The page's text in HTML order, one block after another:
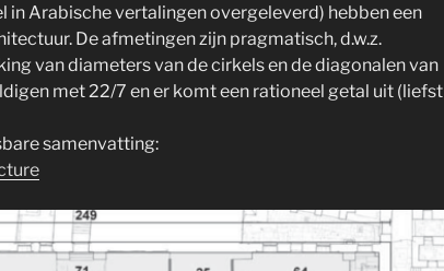
in Arabische vertalingen overgeleverd) hebben een
De afmetingen zijn pragmatisch, d.w.z.
van diameters van de cirkels en de diagonalen van
met 22/7 en er komt een rationeel getal uit (liefst
samenvatting: